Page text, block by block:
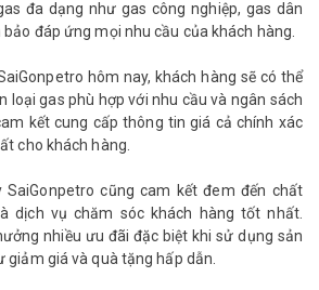
đa dạng như gas công nghiệp, gas dân
đáp ứng mọi nhu cầu của khách hàng.
hôm nay, khách hàng sẽ có thể
loại gas phù hợp với nhu cầu và ngân sách
kết cung cấp thông tin giá cả chính xác
cho khách hàng.
SaiGonpetro cũng cam kết đem đến chất
dịch vụ chăm sóc khách hàng tốt nhất.
nhiều ưu đãi đặc biệt khi sử dụng sản
giảm giá và quà tặng hấp dẫn.